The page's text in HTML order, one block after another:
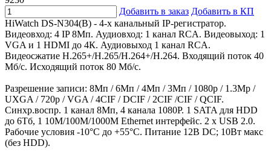
Добавить в заказ Добавить в КП
HiWatch DS-N304(B) - 4-х канальный IP-регистратор.
Видеовход: 4 IP 8Мп. Аудиовход: 1 канал RCA. Видеовыход: 1
VGA и 1 HDMI до 4К. Аудиовыход 1 канал RCA.
Видеосжатие H.265+/H.265/H.264+/H.264. Входящий поток 40
Мб/с. Исходящий поток 80 Мб/с.
Разрешение записи: 8Мп / 6Мп / 4Мп / 3Мп / 1080p / 1.3Mp /
UXGA / 720p / VGA / 4CIF / DCIF / 2CIF /CIF / QCIF.
Синхр.воспр. 1 канал 8Мп, 4 канала 1080P. 1 SATA для HDD
до 6Тб, 1 10M/100M/1000M Ethernet интерфейс. 2 х USB 2.0.
Рабочие условия -10°C до +55°C. Питание 12В DC; 10Вт макс
(без HDD).